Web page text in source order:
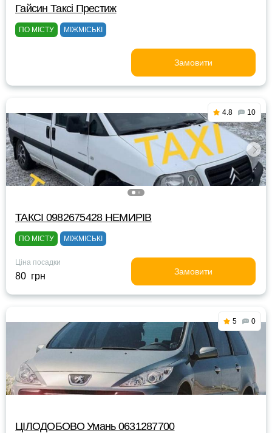
Гайсин Таксі Престиж
ПО МІСТУ МІЖМІСЬКІ
Замовити
4.8 10
ТАКСІ 0982675428 НЕМИРІВ
ПО МІСТУ МІЖМІСЬКІ
Ціна посадки
80 грн Замовити
5 0
ЦІЛОДОБОВО Умань 0631287700